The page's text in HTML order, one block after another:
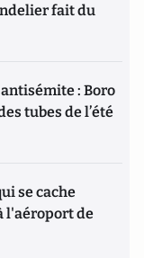
fait du
: Boro
tubes de l’été
se cache
l'aéroport de